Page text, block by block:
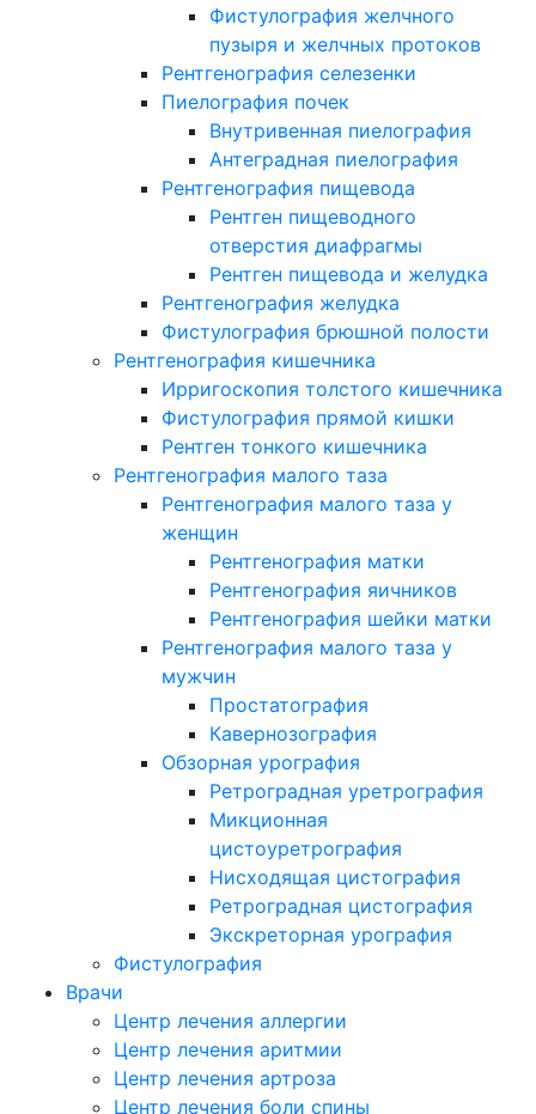
Фистулография желчного
пузыря и желчных протоков
Рентгенография селезенки
Пиелография почек
Внутривенная пиелография
Антеградная пиелография
Рентгенография пищевода
Рентген пищеводного
отверстия диафрагмы
Рентген пищевода и желудка
Рентгенография желудка
Фистулография брюшной полости
Рентгенография кишечника
Ирригоскопия толстого кишечника
Фистулография прямой кишки
Рентген тонкого кишечника
Рентгенография малого таза
Рентгенография малого таза у
женщин
Рентгенография матки
Рентгенография яичников
Рентгенография шейки матки
Рентгенография малого таза у
мужчин
Простатография
Кавернозография
Обзорная урография
Ретроградная уретрография
Микционная
цистоуретрография
Нисходящая цистография
Ретроградная цистография
Экскреторная урография
Фистулография
Врачи
Центр лечения аллергии
Центр лечения аритмии
Центр лечения артроза
Центр лечения боли спины